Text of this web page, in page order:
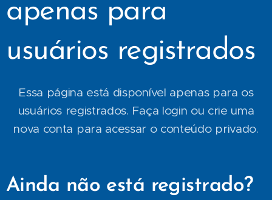
apenas para
usuários registrados
Essa página está disponível apenas para os
usuários registrados. Faça login ou crie uma
nova conta para acessar o conteúdo privado.
Ainda não está registrado?